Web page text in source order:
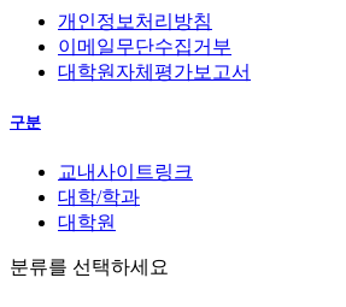
개인정보처리방침
이메일무단수집거부
대학원자체평가보고서
구분
교내사이트링크
대학/학과
대학원
분류를 선택하세요